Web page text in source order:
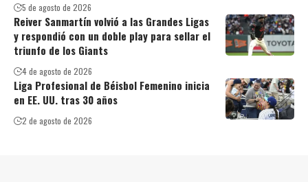
5 de agosto de 2026
Reiver Sanmartín volvió a las Grandes Ligas
y respondió con un doble play para sellar el
triunfo de los Giants
4 de agosto de 2026
Liga Profesional de Béisbol Femenino inicia
en EE. UU. tras 30 años
2 de agosto de 2026